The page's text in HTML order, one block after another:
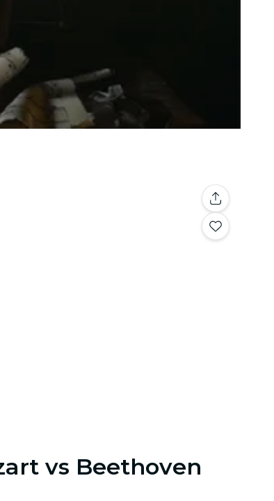
vs Beethoven